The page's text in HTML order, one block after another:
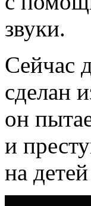
звуки.
Сейчас
сделан
он
и
на